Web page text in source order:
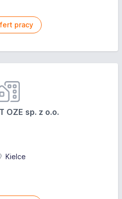
pracy
OZE sp. z o.o.
Kielce